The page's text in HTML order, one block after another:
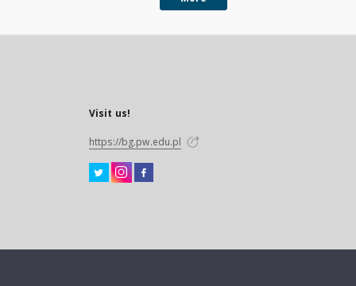
Visit us!
https://bg.pw.edu.pl